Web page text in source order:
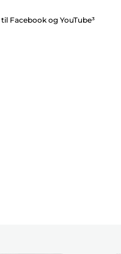
Facebook og YouTube³